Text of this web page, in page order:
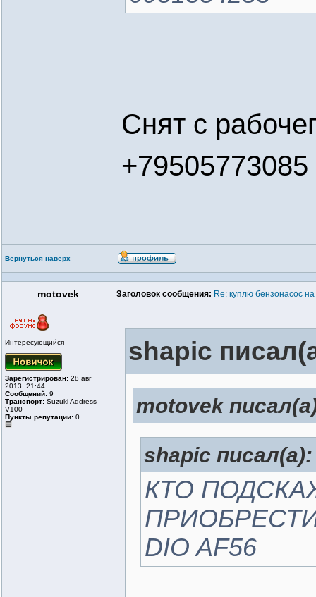
Снят с
+79505773085
Вернуться наверх
motovek Заголовок сообщения: Re: куплю бензонасос
Интересующийся
Зарегистрирован: 28 авг
2013, 21:44
Сообщений: 9
Транспорт: Suzuki Address
V100
Пункты репутации: 0
shapic
motovek
shapic писал(а):
КТО
DIO AF56